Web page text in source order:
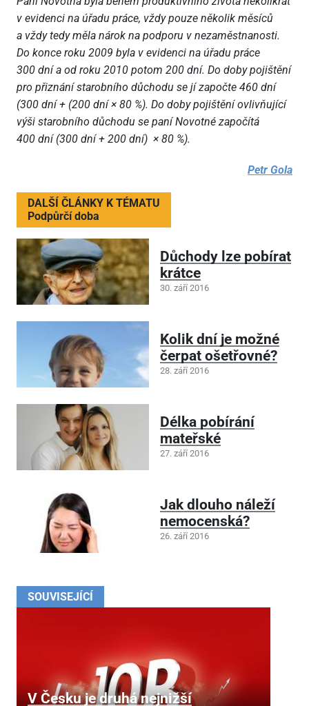
SOUVISEJÍCÍ
V Česku je druhá nejnižší
v evidenci na úřadu práce, vždy pouze několik měsíců
a vždy tedy měla nárok na podporu v nezaměstnanosti.
Do konce roku 2009 byla v evidenci na úřadu práce
300 dní a od roku 2010 potom 200 dní. Do doby pojištění
pro přiznání starobního důchodu se jí započte 460 dní
(300 dní + (200 dní × 80 %). Do doby pojištění ovlivňující
výši starobního důchodu se paní Novotné započítá
400 dní (300 dní + 200 dní) × 80 %).
Petr Gola
DALŠÍ ČLÁNKY K TÉMATU
Podpůrčí doba
Důchody lze pobírat
krátce
30. září 2016
Kolik dní je možné
čerpat ošetřovné?
28. září 2016
Délka pobírání
mateřské
27. září 2016
Jak dlouho náleží
nemocenská?
26. září 2016